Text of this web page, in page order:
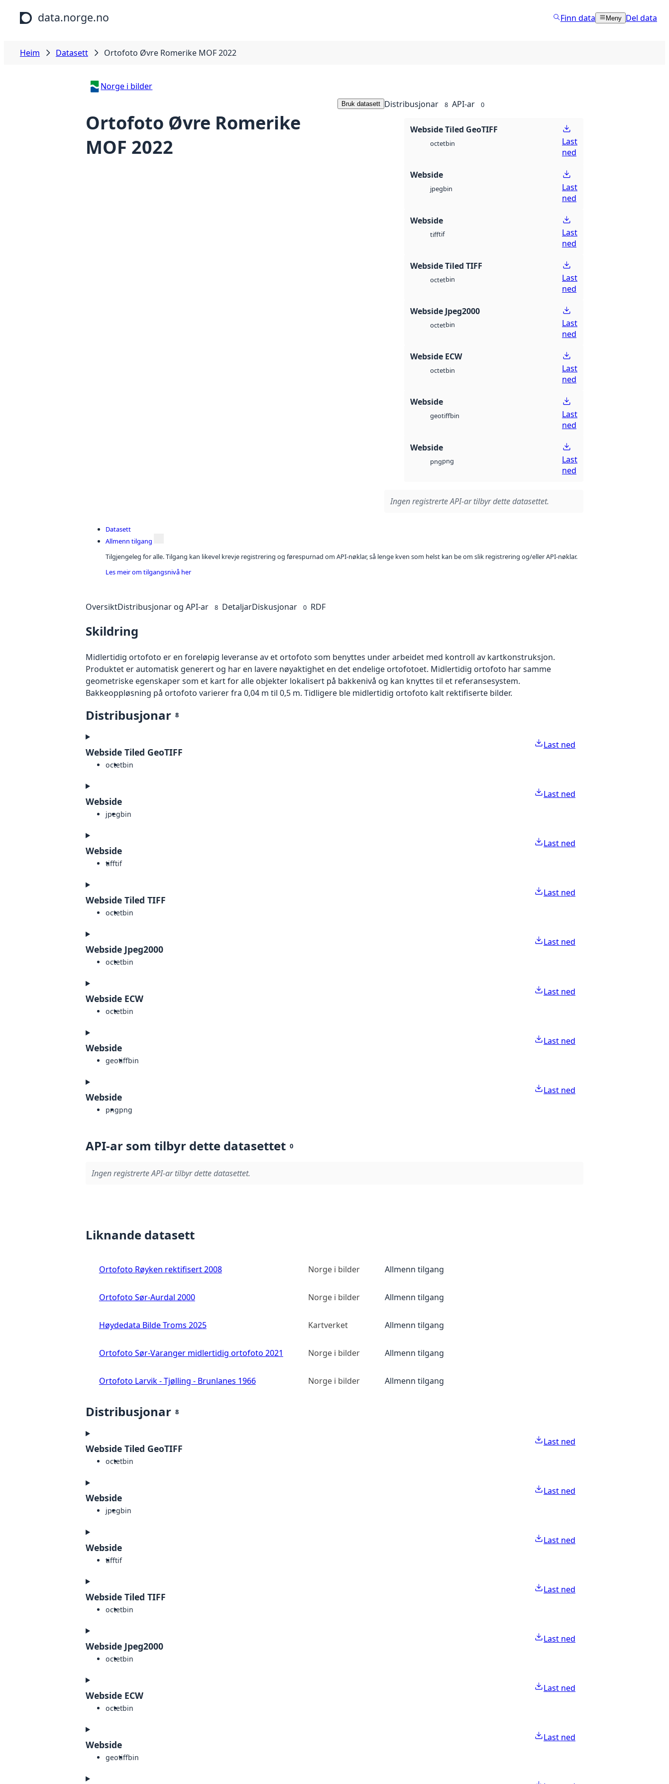
Hopp til hovudinnhald
data.norge.no Finn data Meny Del data
Heim Datasett Ortofoto Øvre Romerike MOF 2022
Norge i bilder
Ortofoto Øvre Romerike
MOF 2022
Bruk datasett Distribusjonar 8 API-ar 0
Webside Tiled GeoTIFF
octetbin
Last
ned
Webside
jpegbin
Last
ned
Webside
tifftif
Last
ned
Webside Tiled TIFF
octetbin
Last
ned
Webside Jpeg2000
octetbin
Last
ned
Webside ECW
octetbin
Last
ned
Webside
geotiffbin
Last
ned
Webside
pngpng
Last
ned
Ingen registrerte API-ar tilbyr dette datasettet.
Datasett
Allmenn tilgang
Tilgjengeleg for alle. Tilgang kan likevel krevje registrering og førespurnad om API-nøklar, så lenge kven som helst kan be om slik registrering og/eller API-nøklar.
Les meir om tilgangsnivå her
OversiktDistribusjonar og API-ar 8 DetaljarDiskusjonar 0 RDF
Skildring
Midlertidig ortofoto er en foreløpig leveranse av et ortofoto som benyttes under arbeidet med kontroll av kartkonstruksjon.
Produktet er automatisk generert og har en lavere nøyaktighet en det endelige ortofotoet. Midlertidig ortofoto har samme
geometriske egenskaper som et kart for alle objekter lokalisert på bakkenivå og kan knyttes til et referansesystem.
Bakkeoppløsning på ortofoto varierer fra 0,04 m til 0,5 m. Tidligere ble midlertidig ortofoto kalt rektifiserte bilder.
Distribusjonar 8
Webside Tiled GeoTIFF
octetbin
Last ned
Webside
jpegbin
Last ned
Webside
tifftif
Last ned
Webside Tiled TIFF
octetbin
Last ned
Webside Jpeg2000
octetbin
Last ned
Webside ECW
octetbin
Last ned
Webside
geotiffbin
Last ned
Webside
pngpng
Last ned
API-ar som tilbyr dette datasettet 0
Ingen registrerte API-ar tilbyr dette datasettet.
Liknande datasett
Ortofoto Røyken rektifisert 2008 Norge i bilder Allmenn tilgang
Ortofoto Sør-Aurdal 2000 Norge i bilder Allmenn tilgang
Høydedata Bilde Troms 2025 Kartverket Allmenn tilgang
Ortofoto Sør-Varanger midlertidig ortofoto 2021 Norge i bilder Allmenn tilgang
Ortofoto Larvik - Tjølling - Brunlanes 1966 Norge i bilder Allmenn tilgang
Distribusjonar 8
Webside Tiled GeoTIFF
octetbin
Last ned
Webside
jpegbin
Last ned
Webside
tifftif
Last ned
Webside Tiled TIFF
octetbin
Last ned
Webside Jpeg2000
octetbin
Last ned
Webside ECW
octetbin
Last ned
Webside
geotiffbin
Last ned